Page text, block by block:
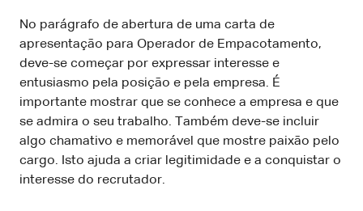
No parágrafo de abertura de uma carta de
apresentação para Operador de Empacotamento,
deve-se começar por expressar interesse e
entusiasmo pela posição e pela empresa. É
importante mostrar que se conhece a empresa e que
se admira o seu trabalho. Também deve-se incluir
algo chamativo e memorável que mostre paixão pelo
cargo. Isto ajuda a criar legitimidade e a conquistar o
interesse do recrutador.